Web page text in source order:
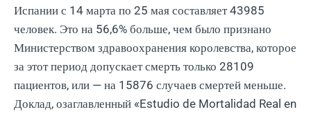
Испании с 14 марта по 25 мая составляет 43985
человек. Это на 56,6% больше, чем было признано
Министерством здравоохранения королевства, которое
за этот период допускает смерть только 28109
пациентов, или — на 15876 случаев смертей меньше.
Доклад, озаглавленный «Estudio de Mortalidad Real en